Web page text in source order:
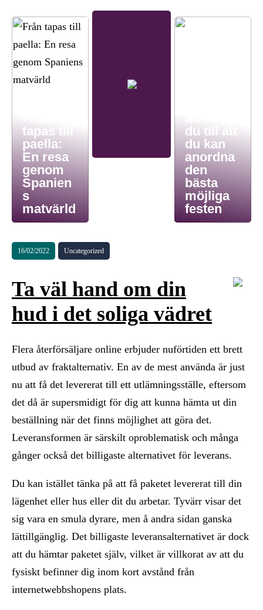
tapas till
paella:
En resa
genom
Spanien
s
matvärld
du till att
du kan
anordna
den
bästa
möjliga
festen
16/02/2022 Uncategorized
Ta väl hand om din
hud i det soliga vädret
Flera återförsäljare online erbjuder nuförtiden ett brett
utbud av fraktalternativ. En av de mest använda är just
nu att få det levererat till ett utlämningsställe, eftersom
det då är supersmidigt för dig att kunna hämta ut din
beställning när det finns möjlighet att göra det.
Leveransformen är särskilt oproblematisk och många
gånger också det billigaste alternativet för leverans.
Du kan istället tänka på att få paketet levererat till din
lägenhet eller hus eller dit du arbetar. Tyvärr visar det
sig vara en smula dyrare, men å andra sidan ganska
lättillgänglig. Det billigaste leveransalternativet är dock
att du hämtar paketet själv, vilket är villkorat av att du
fysiskt befinner dig inom kort avstånd från
internetwebbshopens plats.